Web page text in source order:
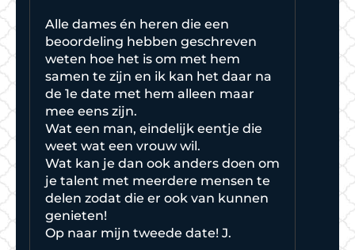
Alle dames én heren die een
beoordeling hebben geschreven
weten hoe het is om met hem
samen te zijn en ik kan het daar na
de 1e date met hem alleen maar
mee eens zijn.
Wat een man, eindelijk eentje die
weet wat een vrouw wil.
Wat kan je dan ook anders doen om
je talent met meerdere mensen te
delen zodat die er ook van kunnen
genieten!
Op naar mijn tweede date! J.